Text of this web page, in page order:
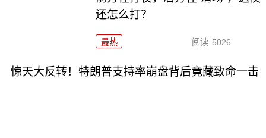
还怎么打？
最热 阅读 5026
惊天大反转！特朗普支持率崩盘背后竟藏致命一击